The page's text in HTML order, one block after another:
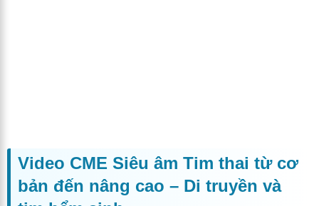
Video CME Siêu âm Tim thai từ cơ
bản đến nâng cao – Di truyền và